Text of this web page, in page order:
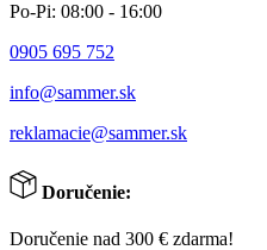
Po-Pi: 08:00 - 16:00
0905 695 752
info@sammer.sk
reklamacie@sammer.sk
Doručenie:
Doručenie nad 300 € zdarma!